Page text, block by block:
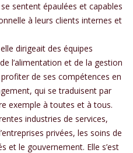
sentent épaulées et capables
à leurs clients internes et
dirigeait des équipes
l’alimentation et de la gestion
de ses compétences en
qui se traduisent par
exemple à toutes et à tous.
industries de services,
privées, les soins de
et le gouvernement. Elle s’est